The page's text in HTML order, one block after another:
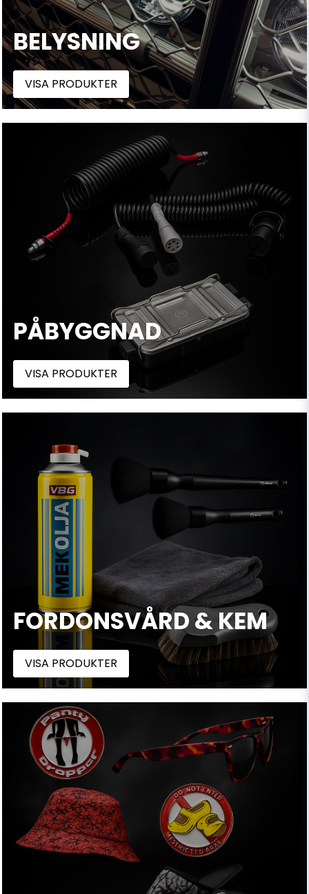
BELYSNING
VISA PRODUKTER
PÅBYGGNAD
VISA PRODUKTER
FORDONSVÅRD & KEM
VISA PRODUKTER